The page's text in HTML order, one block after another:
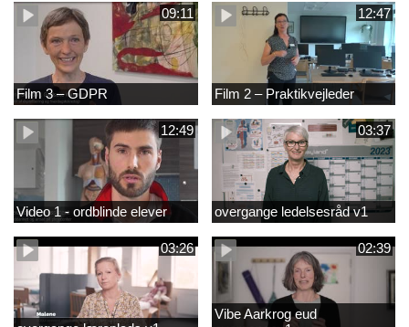
09:11
Film 3 – GDPR
12:47
Film 2 – Praktikvejleder
12:49
Video 1 - ordblinde elever
03:37
overgange ledelsesråd v1
03:26 02:39
Vibe Aarkrog eud